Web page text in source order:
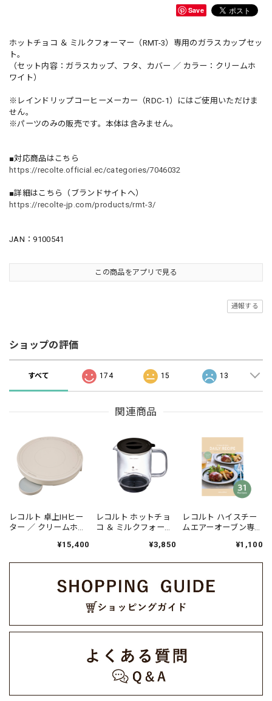
Save
ホットチョコ ＆ ミルクフォーマー（RMT-3）専用のガラスカップセッ
ト。
（セット内容：ガラスカップ、フタ、カバー ／ カラー：クリームホ
ワイト）
※レインドリップコーヒーメーカー（RDC-1）にはご使用いただけま
せん。
※パーツのみの販売です。本体は含みません。
■対応商品はこちら
https://recolte.official.ec/categories/7046032
■詳細はこちら（ブランドサイトへ）
https://recolte-jp.com/products/rmt-3/
JAN：9100541
この商品をアプリで見る
通報する
ショップの評価
すべて 174 15 13
関連商品
レコルト 卓上IHヒー
ター ／ クリームホワ
¥15,400
レコルト ホットチョ
コ ＆ ミルクフォーマ
セット / ナチュラルブ
番:RMT-3）
¥3,850
レコルト ハイスチー
ムエアーオーブン専
¥1,100